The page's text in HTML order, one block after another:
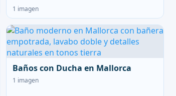
1 imagen
Baños con Ducha en Mallorca
1 imagen